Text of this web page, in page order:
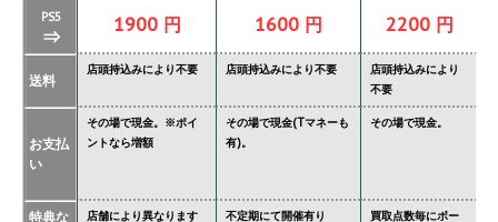
PS5
⇒ 1900 円 1600 円 2200 円
送料
店頭持込みにより不要 店頭持込みにより不要
店頭持込みにより
不要
お支払
い
その場で現金。※ポイ
ントなら増額
その場で現金(Tマネーも
有)。
その場で現金。
特典な
店舗により異なります 不定期にて開催有り
買取点数毎にボー